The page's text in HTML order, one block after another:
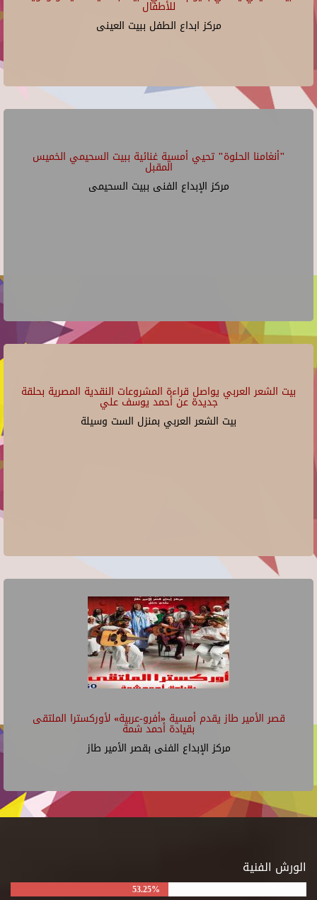
للأطفال
مركز ابداع الطفل ببيت العينى
"أنغامنا الحلوة" تحيي أمسية غنائية ببيت السحيمي الخميس
المقبل
مركز الإبداع الفنى ببيت السحيمى
بيت الشعر العربي يواصل قراءة المشروعات النقدية المصرية بحلقة
جديدة عن أحمد يوسف علي
بيت الشعر العربي بمنزل الست وسيلة
قصر الأمير طاز يقدم أمسية «أفرو-عربية» لأوركسترا الملتقى
بقيادة أحمد شمة
مركز الإبداع الفنى بقصر الأمير طاز
الورش الفنية
53.25%